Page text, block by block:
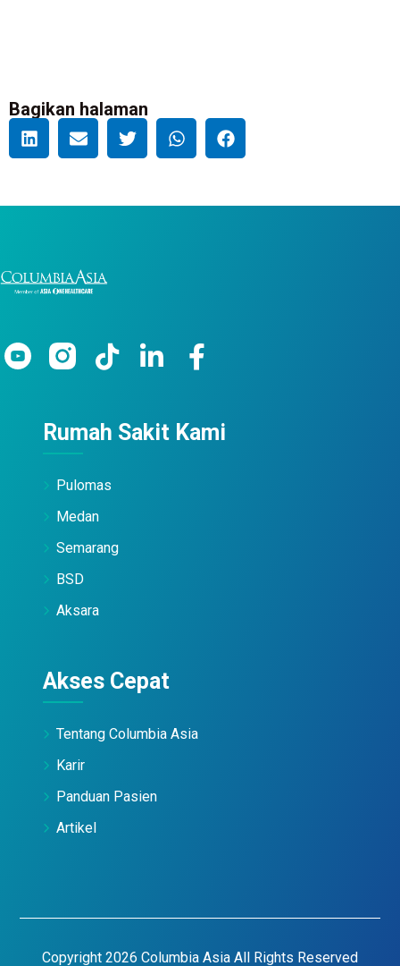
Bagikan halaman
Rumah Sakit Kami
Pulomas
Medan
Semarang
BSD
Aksara
Akses Cepat
Tentang Columbia Asia
Karir
Panduan Pasien
Artikel
Copyright 2026 Columbia Asia All Rights Reserved